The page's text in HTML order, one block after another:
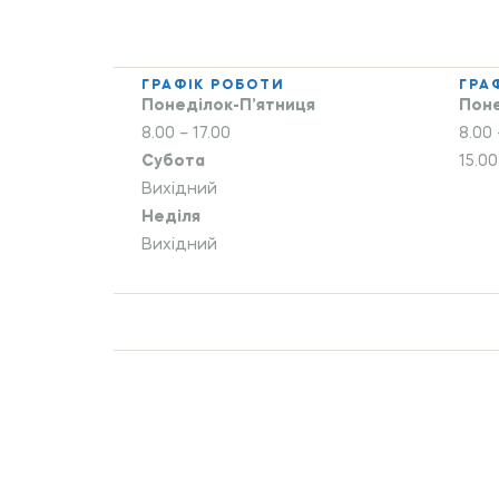
(1)
(2)
ГРАФІК РОБОТИ
Понеділок-П’ятниця
8.00 – 17.00
Субота
Вихідний
Неділя
Вихідний
8.00